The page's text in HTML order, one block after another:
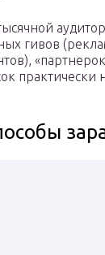
гивов
практически